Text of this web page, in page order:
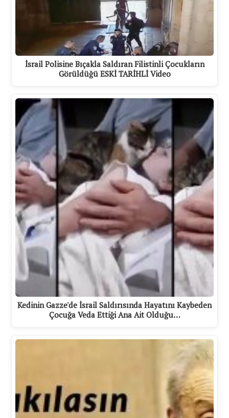
İsrail Polisine Bıçakla Saldıran Filistinli Çocukların
Görüldüğü ESKİ TARİHLİ Video
Kedinin Gazze'de İsrail Saldırısında Hayatını Kaybeden
Çocuğa Veda Ettiği Ana Ait Olduğu…